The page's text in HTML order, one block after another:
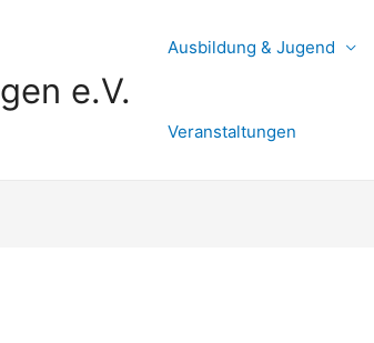
e.V.
Ausbildung & Jugend
Veranstaltungen